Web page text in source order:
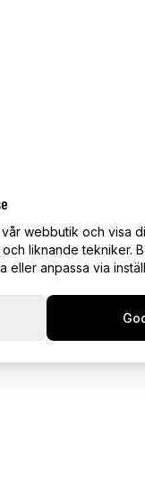
webbutik och visa
liknande tekniker.
eller anpassa via